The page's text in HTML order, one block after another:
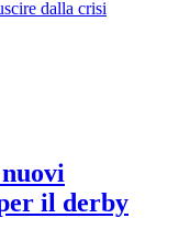
dalla crisi
il derby